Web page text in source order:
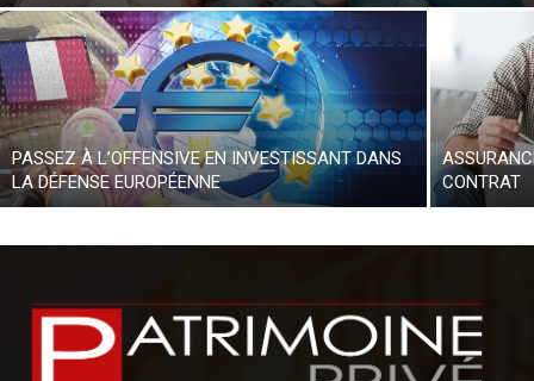
PASSEZ À L’OFFENSIVE EN INVESTISSANT DANS
LA DÉFENSE EUROPÉENNE
CONTRAT